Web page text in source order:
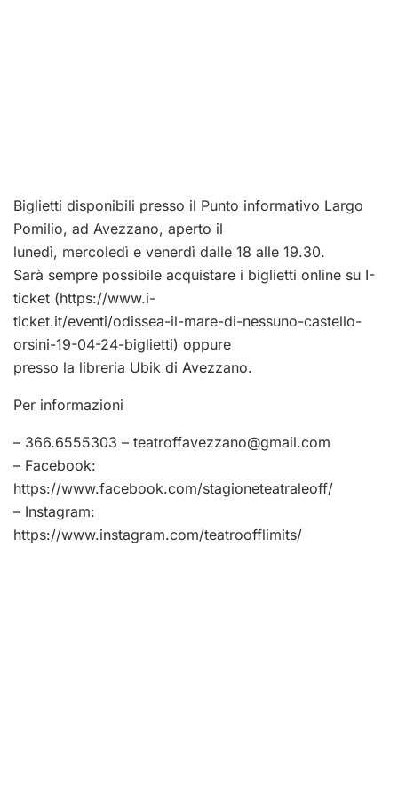
Biglietti disponibili presso il Punto informativo Largo
Pomilio, ad Avezzano, aperto il
lunedì, mercoledì e venerdì dalle 18 alle 19.30.
Sarà sempre possibile acquistare i biglietti online su I-
ticket (https://www.i-
ticket.it/eventi/odissea-il-mare-di-nessuno-castello-
orsini-19-04-24-biglietti) oppure
presso la libreria Ubik di Avezzano.
Per informazioni
– 366.6555303 – teatroffavezzano@gmail.com
– Facebook:
https://www.facebook.com/stagioneteatraleoff/
– Instagram:
https://www.instagram.com/teatroofflimits/